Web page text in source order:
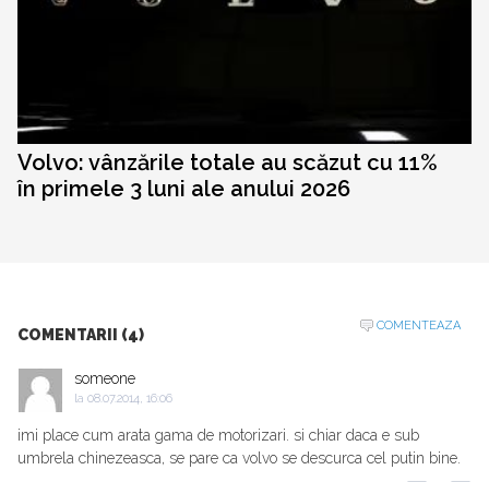
Volvo: vânzările totale au scăzut cu 11%
în primele 3 luni ale anului 2026
COMENTARII (4)
COMENTEAZA
someone
la 08.07.2014, 16:06
imi place cum arata gama de motorizari. si chiar daca e sub
umbrela chinezeasca, se pare ca volvo se descurca cel putin bine.